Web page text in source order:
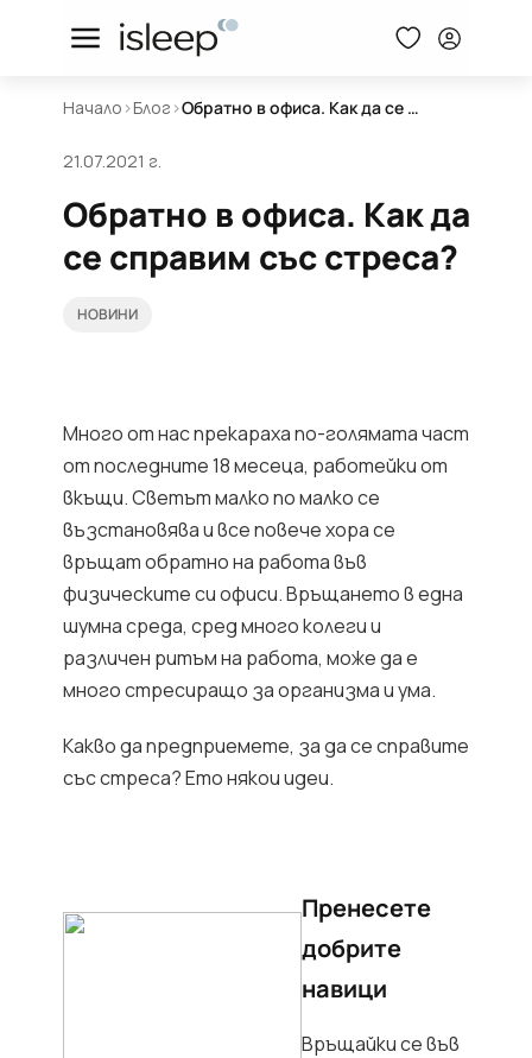
Начало >Блог > Обратно в офиса. Как да се справим със стреса?
21.07.2021 г.
Обратно в офиса. Как да
се справим със стреса?
НОВИНИ
Много от нас прекараха по-голямата част
от последните 18 месеца, работейки от
вкъщи. Светът малко по малко се
възстановява и все повече хора се
връщат обратно на работа във
физическите си офиси. Връщането в една
шумна среда, сред много колеги и
различен ритъм на работа, може да е
много стресиращо за организма и ума.
Какво да предприемете, за да се справите
със стреса? Ето някои идеи.
Пренесете
добрите
навици
Връщайки се във